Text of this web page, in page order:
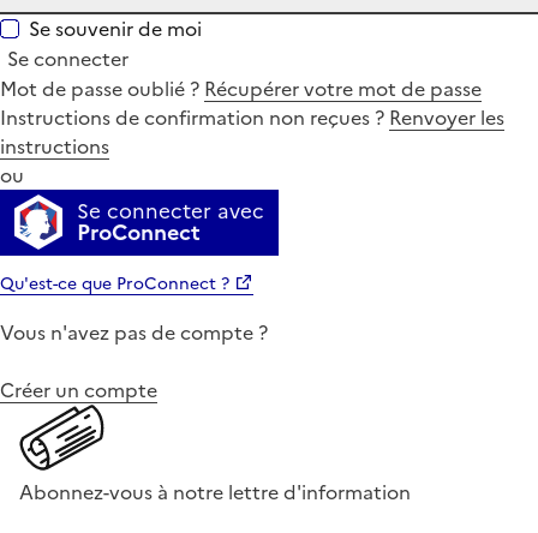
Se souvenir de moi
Se connecter
Mot de passe oublié ? Récupérer votre mot de passe
Instructions de confirmation non reçues ? Renvoyer les
instructions
ou
Se connecter avec
ProConnect
Qu'est-ce que ProConnect ?
Vous n'avez pas de compte ?
Créer un compte
Abonnez-vous à notre lettre d'information